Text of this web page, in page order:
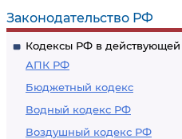
Законодательство РФ
Кодексы РФ в
АПК РФ
Бюджетный кодекс
Водный кодекс РФ
Воздушный кодекс РФ
порнографических
материалов или
предметов